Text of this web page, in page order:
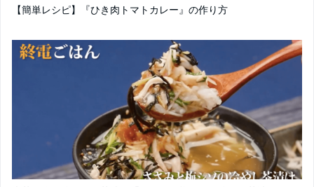
【簡単レシピ】『ひき肉トマトカレー』の作り方